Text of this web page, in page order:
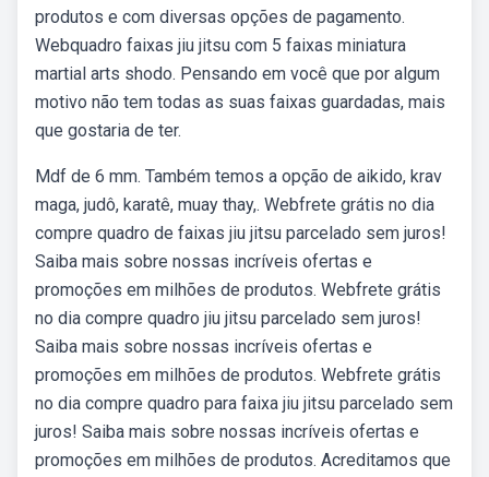
produtos e com diversas opções de pagamento.
Webquadro faixas jiu jitsu com 5 faixas miniatura
martial arts shodo. Pensando em você que por algum
motivo não tem todas as suas faixas guardadas, mais
que gostaria de ter.
Mdf de 6 mm. Também temos a opção de aikido, krav
maga, judô, karatê, muay thay,. Webfrete grátis no dia
compre quadro de faixas jiu jitsu parcelado sem juros!
Saiba mais sobre nossas incríveis ofertas e
promoções em milhões de produtos. Webfrete grátis
no dia compre quadro jiu jitsu parcelado sem juros!
Saiba mais sobre nossas incríveis ofertas e
promoções em milhões de produtos. Webfrete grátis
no dia compre quadro para faixa jiu jitsu parcelado sem
juros! Saiba mais sobre nossas incríveis ofertas e
promoções em milhões de produtos. Acreditamos que